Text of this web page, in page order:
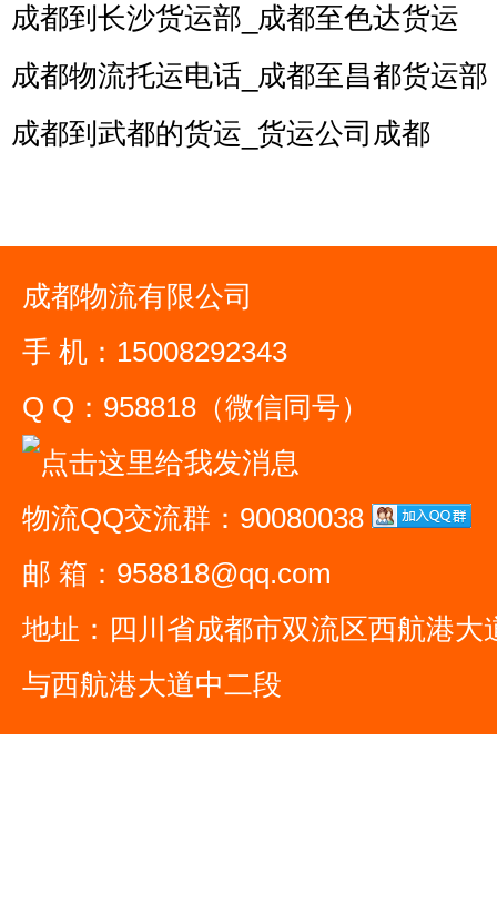
成都到长沙货运部_成都至色达货运
成都物流托运电话_成都至昌都货运部
成都到武都的货运_货运公司成都
成都物流有限公司
手 机：15008292343
Q Q：958818（微信同号）
物流QQ交流群：90080038
邮 箱：958818@qq.com
地址：四川省成都市双流区西航港大
与西航港大道中二段